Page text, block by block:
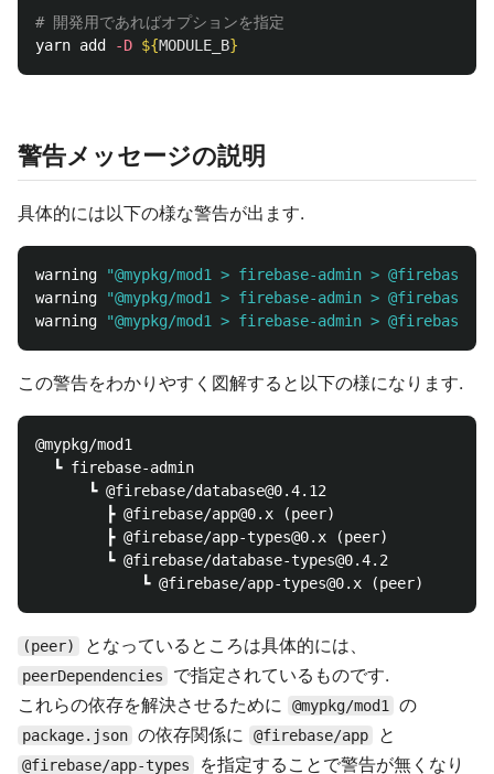
# 開発用であればオプションを指定
yarn add
-D ${MODULE_B}
警告メッセージの説明
具体的には以下の様な警告が出ます.
warning
"@mypkg/mod1 > firebase-admin > @firebase/
warning
"@mypkg/mod1 > firebase-admin > @firebase/
warning
"@mypkg/mod1 > firebase-admin > @firebase/
この警告をわかりやすく図解すると以下の様になります.
@mypkg/mod1
  ┗ firebase-admin
      ┗ @firebase/database@0.4.12
        ┣ @firebase/app@0.x (peer)
        ┣ @firebase/app-types@0.x (peer)
        ┗ @firebase/database-types@0.4.2
(peer) となっているところは具体的には、
peerDependencies
で指定されているものです.
これらの依存を解決させるために
@mypkg/mod1 の
package.json の依存関係に @firebase/app と
@firebase/app-types を指定することで警告が無くなり